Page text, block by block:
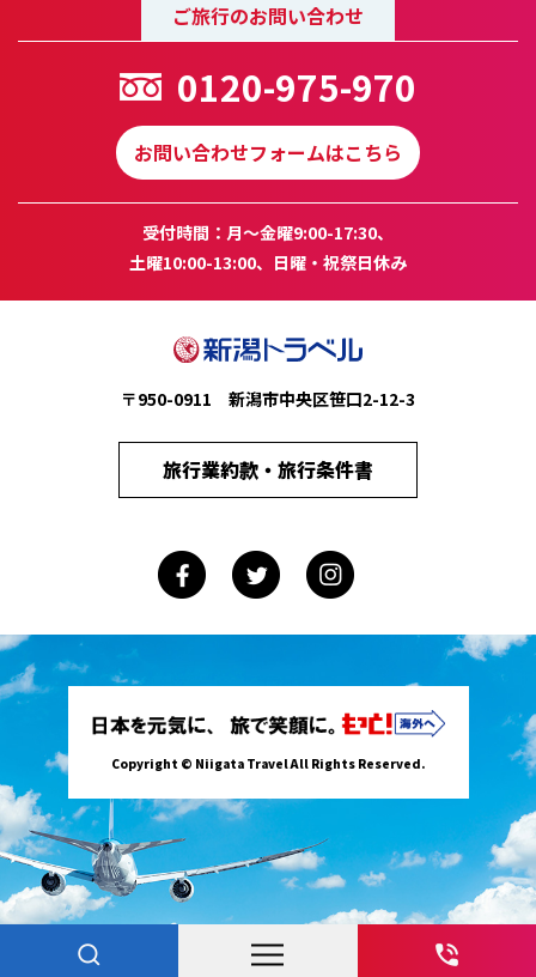
ご旅行のお問い合わせ
0120-975-970
お問い合わせフォームはこちら
受付時間：月～金曜9:00-17:30、
土曜10:00-13:00、日曜・祝祭日休み
〒950-0911 新潟市中央区笹口2-12-3
旅行業約款・旅行条件書
Copyright © Niigata Travel All Rights Reserved.